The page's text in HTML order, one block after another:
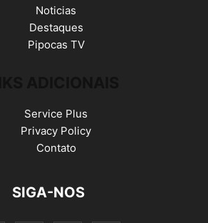
Noticias
Destaques
Pipocas TV
Service Plus
Privacy Policy
Contato
SIGA-NOS